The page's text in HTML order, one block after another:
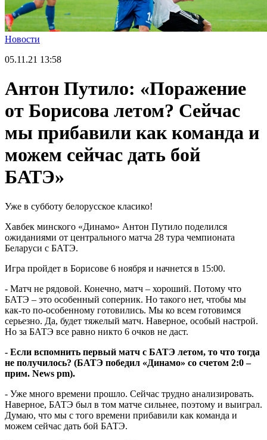
Новости
05.11.21 13:58
Антон Путило: «Поражение
от Борисова летом? Сейчас
мы прибавили как команда и
можем сейчас дать бой
БАТЭ»
Уже в субботу белорусское класико!
Хавбек минского «Динамо» Антон Путило поделился
ожиданиями от центрального матча 28 тура чемпионата
Беларуси с БАТЭ.
Игра пройдет в Борисове 6 ноября и начнется в 15:00.
- Матч не рядовой. Конечно, матч – хороший. Потому что
БАТЭ – это особенный соперник. Но такого нет, чтобы мы
как-то по-особенному готовились. Мы ко всем готовимся
серьезно. Да, будет тяжелый матч. Наверное, особый настрой.
Но за БАТЭ все равно никто 6 очков не даст.
- Если вспомнить первый матч с БАТЭ летом, то что тогда
не получилось? (БАТЭ победил «Динамо» со счетом 2:0 –
прим. News pm).
- Уже много времени прошло. Сейчас трудно анализировать.
Наверное, БАТЭ был в том матче сильнее, поэтому и выиграл.
Думаю, что мы с того времени прибавили как команда и
можем сейчас дать бой БАТЭ.